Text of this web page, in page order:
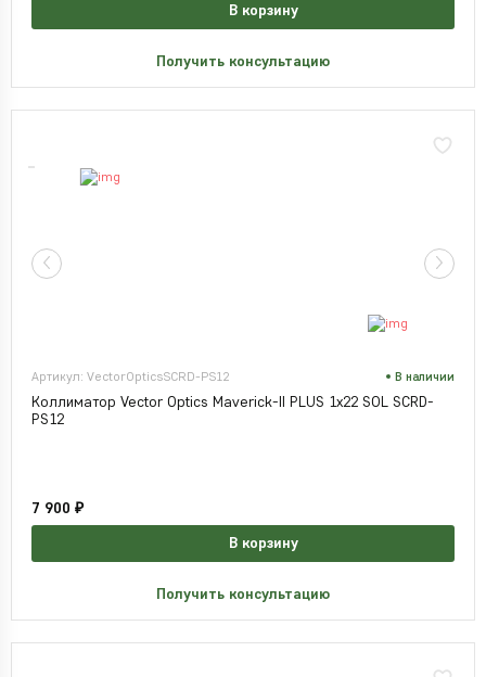
В корзину
Получить консультацию
Артикул: VectorOpticsSCRD-PS12 В наличии
Коллиматор Vector Optics Maverick-II PLUS 1x22 SOL SCRD-
PS12
7 900 ₽
В корзину
Получить консультацию